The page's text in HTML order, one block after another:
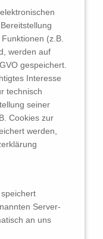
(z.B.
werden auf
gespeichert.
Interesse
technisch
seiner
Cookies zur
werden,
Server-
an uns